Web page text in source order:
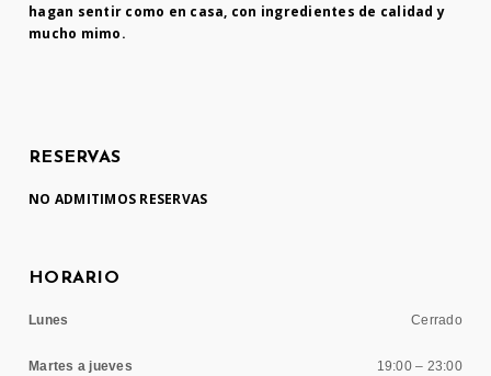
hagan sentir como en casa, con ingredientes de calidad y
mucho mimo.
RESERVAS
NO ADMITIMOS RESERVAS
HORARIO
Lunes Cerrado
Martes a jueves 19:00 – 23:00